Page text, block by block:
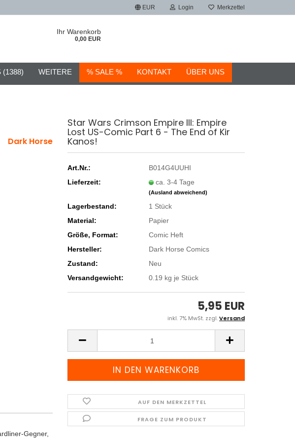
EUR Login Merkzettel
Ihr Warenkorb
0,00 EUR
(1388) % SALE % KONTAKT ÜBER UNS
WEITERE
Dark Horse
Star Wars Crimson Empire III: Empire
Lost US-Comic Part 6 - The End of Kir
Kanos!
Art.Nr.:
B014G4UUHI
Lieferzeit:
ca. 3-4 Tage
(Ausland abweichend)
Lagerbestand: 1 Stück
Material:
Papier
Größe, Format:
Comic Heft
Hersteller:
Dark Horse Comics
Zustand:
Neu
Versandgewicht:
0.19 kg je Stück
5,95 EUR
inkl. 7% MwSt. zzgl.Versand
AUF DEN MERKZETTEL
FRAGE ZUM PRODUKT
Gegner,